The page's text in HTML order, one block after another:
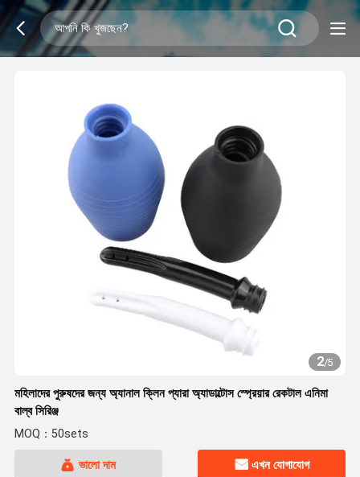
2/5
মহিলাদের পুরুষদের জন্য অ্যানাল ক্লিন প্যারা অ্যাডাল্টোস স্প্রেয়ার রেকটাল এনিমা
বাল্ব সিরিঞ্জ
MOQ：50sets
ভালো দাম এখন যোগাযোগ